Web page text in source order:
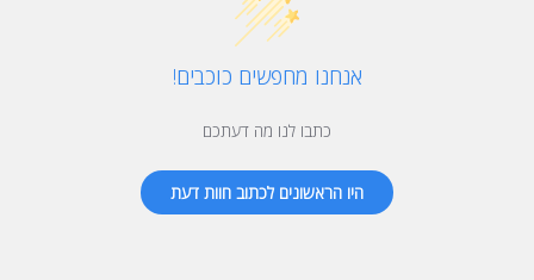
אנחנו מחפשים כוכבים!
כתבו לנו מה דעתכם
היו הראשונים לכתוב חוות דעת